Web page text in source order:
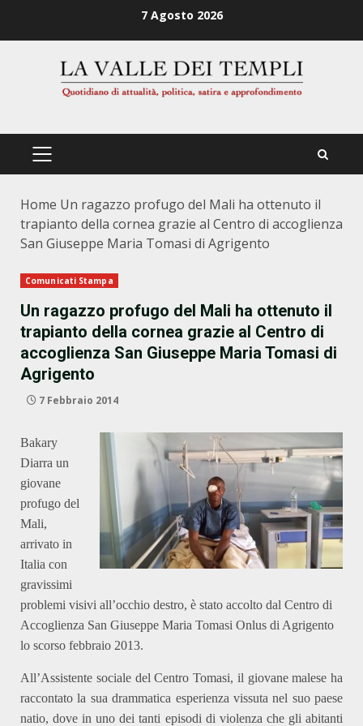
7 Agosto 2026
PRIMÄRES
Home Un ragazzo profugo del Mali ha ottenuto il
trapianto della cornea grazie al Centro di accoglienza
San Giuseppe Maria Tomasi di Agrigento
Comunicati Stampa
Un ragazzo profugo del Mali ha ottenuto il
trapianto della cornea grazie al Centro di
accoglienza San Giuseppe Maria Tomasi di
Agrigento
7 Febbraio 2014
Bakary
Diarra un
giovane
profugo del
Mali,
arrivato in
Italia con
gravissimi
problemi visivi all’occhio destro, è stato accolto dal Centro di
Accoglienza San Giuseppe Maria Tomasi Onlus di Agrigento
lo scorso febbraio 2013.
All’Assistente sociale del Centro Tomasi, il giovane malese ha
raccontato la sua drammatica esperienza vissuta nel suo paese
natio, dove in uno dei tanti episodi di violenza che gli abitanti